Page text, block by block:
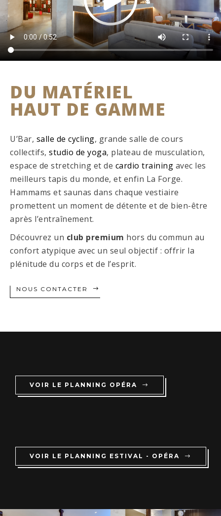
DU MATÉRIEL
HAUT DE GAMME
U’Bar, salle de cycling, grande salle de cours
collectifs, studio de yoga, plateau de musculation,
espace de stretching et de cardio training avec les
meilleurs tapis du monde, et enfin La Forge.
Hammams et saunas dans chaque vestiaire
promettent un moment de détente et de bien-être
après l’entraînement.
Découvrez un club premium hors du commun au
confort atypique avec un seul objectif : offrir la
plénitude du corps et de l’esprit.
NOUS CONTACTER
VOIR LE PLANNING OPÉRA
VOIR LE PLANNING ESTIVAL - OPÉRA